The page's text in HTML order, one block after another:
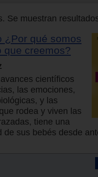
Se muestran
¿Por qué somos
que creemos?
científicos
las emociones,
y las
rodea y viven las
tiene una
de sus bebés desde